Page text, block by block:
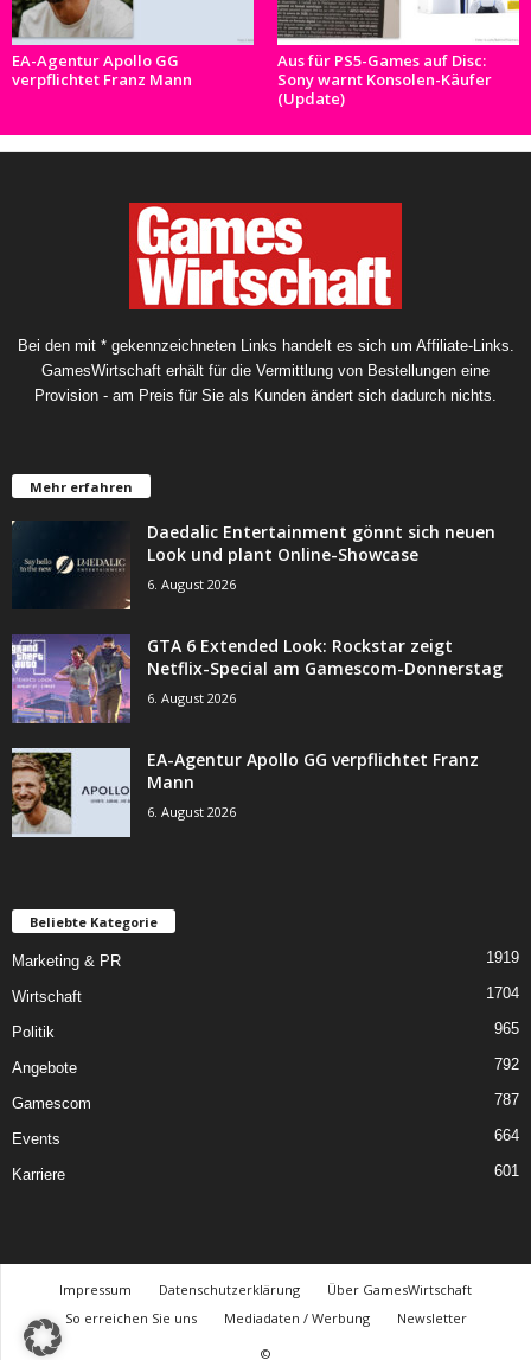
EA-Agentur Apollo GG
verpflichtet Franz Mann
Aus für PS5-Games auf Disc:
Sony warnt Konsolen-Käufer
(Update)
Bei den mit * gekennzeichneten Links handelt es sich um Affiliate-Links.
GamesWirtschaft erhält für die Vermittlung von Bestellungen eine
Provision - am Preis für Sie als Kunden ändert sich dadurch nichts.
Mehr erfahren
Daedalic Entertainment gönnt sich neuen
Look und plant Online-Showcase
6. August 2026
GTA 6 Extended Look: Rockstar zeigt
Netflix-Special am Gamescom-Donnerstag
6. August 2026
EA-Agentur Apollo GG verpflichtet Franz
Mann
6. August 2026
Beliebte Kategorie
Marketing & PR 1919
Wirtschaft 1704
Politik 965
Angebote 792
Gamescom 787
Events 664
Karriere 601
Impressum Datenschutzerklärung
Über GamesWirtschaft
So erreichen Sie uns
Mediadaten / Werbung
Newsletter
©